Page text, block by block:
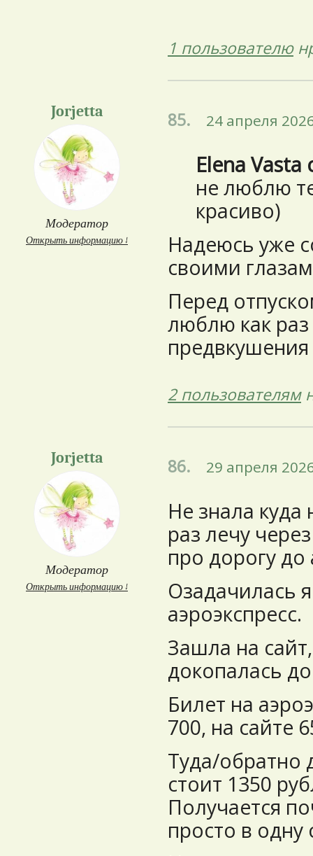
1 пользователю
Jorjetta
Модератор
Открыть информацию ↓
85. 24 апреля
Elena Vasta
не люблю
красиво)
Надеюсь уже
своими
Перед
люблю как
2 пользователям
Jorjetta
Модератор
Открыть информацию ↓
86. 29 апреля
Не знала
раз лечу
про дорогу до
Озадачилась
аэроэкспресс.
Зашла на
докопалась
Билет на
700, на сайте
Туда/обратно
стоит 1350
Получается
просто в одну